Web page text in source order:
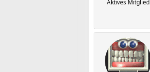
Aktives Mitglied